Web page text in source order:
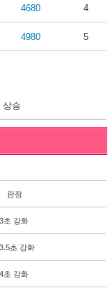
4680 4
4980 5
상승
판정
초 강화
초 강화
초 강화